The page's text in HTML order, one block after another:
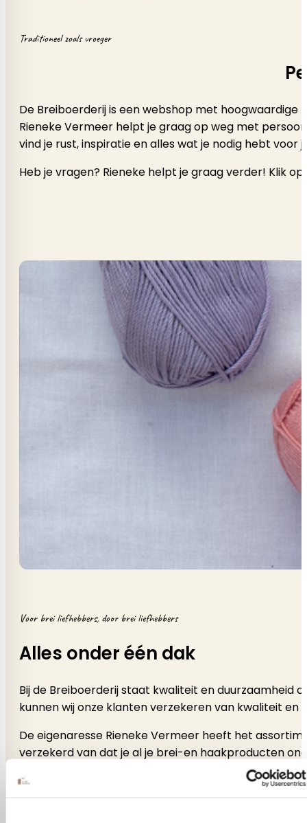
Traditioneel zoals vroeger
De Breiboerderij is een webshop met
Rieneke Vermeer helpt je graag op weg met
vind je rust, inspiratie en alles wat je nodig hebt voor
Heb je vragen? Rieneke helpt je graag verder! Klik
Voor brei liefhebbers, door brei liefhebbers
Alles onder één dak
Bij de Breiboerderij staat kwaliteit en duurzaamheid
kunnen wij onze klanten verzekeren van kwaliteit en
De eigenaresse Rieneke Vermeer heeft het
verzekerd van dat je al je brei-en haakproducten